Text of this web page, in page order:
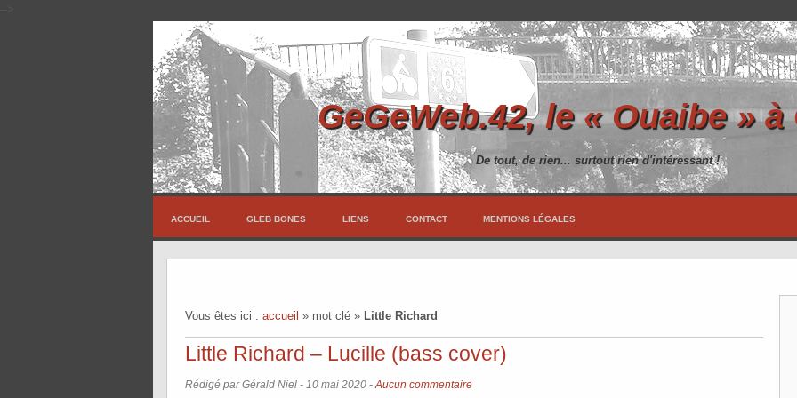
GeGeWeb.42, le « Ouaibe » à
De tout, de rien... surtout rien d'intéressant !
ACCUEIL GLEB BONES LIENS CONTACT MENTIONS LÉGALES
Vous êtes ici : accueil » mot clé » Little Richard
Little Richard – Lucille (bass cover)
Rédigé par Gérald Niel - 10 mai 2020 - Aucun commentaire